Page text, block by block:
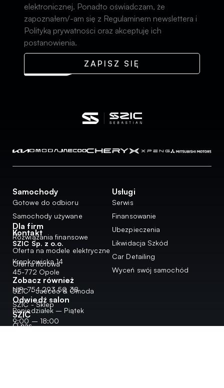
elektronicznej. Ponadto oświadczam, że
zapoznałem/-am się z Regulaminem newslettera i
Polityką prywatności oraz akceptuję ich
postanowienia.
ZAPISZ SIĘ
Usługi
Serwis
Finansowanie
Ubezpieczenia
Likwidacja Szkód
Car Detailing
Wyceń swój samochód
Samochody
Gotowe do odbioru
Samochody używane
Dla firm
Rozwiązania finansowe
Oferta na modele elektryczne
Oferta flotowa
SZIC
O nas
Zobacz również
SZIC - Jaecoo & Omoda
SZIC - Sklep
Kontakt
SZIC Sp. z o.o.
Krapkowicka 14
45-772 Opole
NIP: 754 293 50 38
Odwiedź salon
Poniedziałek – Piątek
9:00 – 18:00